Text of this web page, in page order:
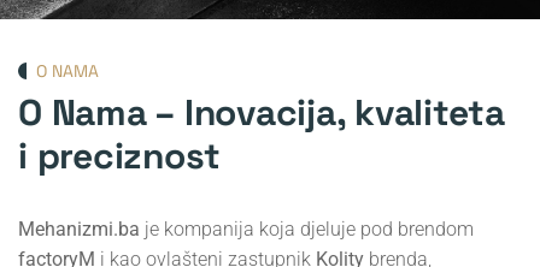
O NAMA
O Nama – Inovacija, kvaliteta
i preciznost
Mehanizmi.ba je kompanija koja djeluje pod brendom
factoryM i kao ovlašteni zastupnik Kolity brenda,